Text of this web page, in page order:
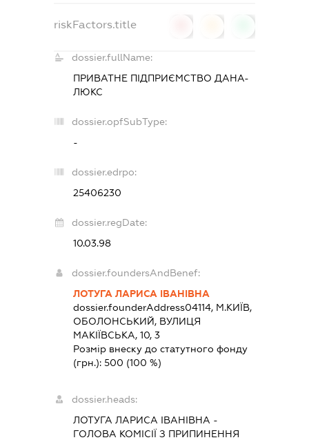
riskFactors.title
dossier.fullName:
ПРИВАТНЕ ПІДПРИЄМСТВО ДАНА-
ЛЮКС
dossier.opfSubType:
-
dossier.edrpo:
25406230
dossier.regDate:
10.03.98
dossier.foundersAndBenef:
ЛОТУГА ЛАРИСА ІВАНІВНА
dossier.founderAddress04114, М.КИЇВ,
ОБОЛОНСЬКИЙ, ВУЛИЦЯ
МАКІЇВСЬКА, 10, 3
Розмір внеску до статутного фонду
(грн.):500 (100 %)
dossier.heads:
ЛОТУГА ЛАРИСА ІВАНІВНА -
ГОЛОВА КОМІСІЇ З ПРИПИНЕННЯ